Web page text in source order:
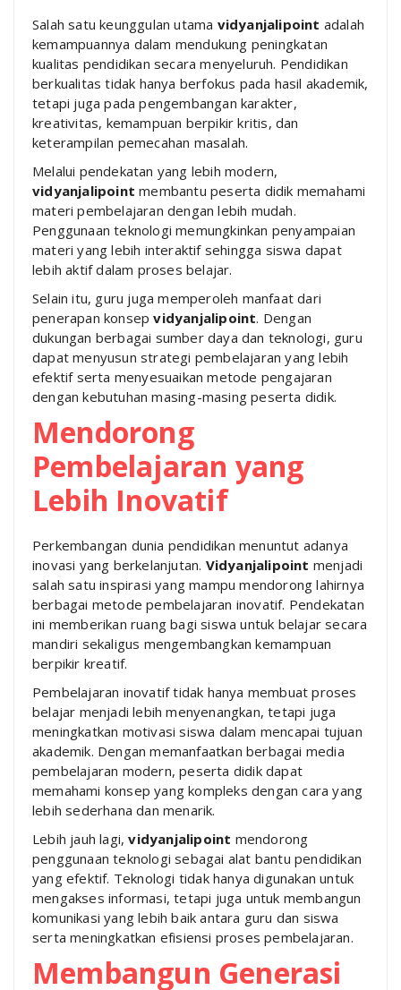
Salah satu keunggulan utama vidyanjalipoint adalah
kemampuannya dalam mendukung peningkatan
kualitas pendidikan secara menyeluruh. Pendidikan
berkualitas tidak hanya berfokus pada hasil akademik,
tetapi juga pada pengembangan karakter,
kreativitas, kemampuan berpikir kritis, dan
keterampilan pemecahan masalah.
Melalui pendekatan yang lebih modern,
vidyanjalipoint membantu peserta didik memahami
materi pembelajaran dengan lebih mudah.
Penggunaan teknologi memungkinkan penyampaian
materi yang lebih interaktif sehingga siswa dapat
lebih aktif dalam proses belajar.
Selain itu, guru juga memperoleh manfaat dari
penerapan konsepvidyanjalipoint. Dengan
dukungan berbagai sumber daya dan teknologi, guru
dapat menyusun strategi pembelajaran yang lebih
efektif serta menyesuaikan metode pengajaran
dengan kebutuhan masing-masing peserta didik.
Mendorong
Pembelajaran yang
Lebih Inovatif
Perkembangan dunia pendidikan menuntut adanya
inovasi yang berkelanjutan. Vidyanjalipoint menjadi
salah satu inspirasi yang mampu mendorong lahirnya
berbagai metode pembelajaran inovatif. Pendekatan
ini memberikan ruang bagi siswa untuk belajar secara
mandiri sekaligus mengembangkan kemampuan
berpikir kreatif.
Pembelajaran inovatif tidak hanya membuat proses
belajar menjadi lebih menyenangkan, tetapi juga
meningkatkan motivasi siswa dalam mencapai tujuan
akademik. Dengan memanfaatkan berbagai media
pembelajaran modern, peserta didik dapat
memahami konsep yang kompleks dengan cara yang
lebih sederhana dan menarik.
Lebih jauh lagi,vidyanjalipoint mendorong
penggunaan teknologi sebagai alat bantu pendidikan
yang efektif. Teknologi tidak hanya digunakan untuk
mengakses informasi, tetapi juga untuk membangun
komunikasi yang lebih baik antara guru dan siswa
serta meningkatkan efisiensi proses pembelajaran.
Membangun Generasi